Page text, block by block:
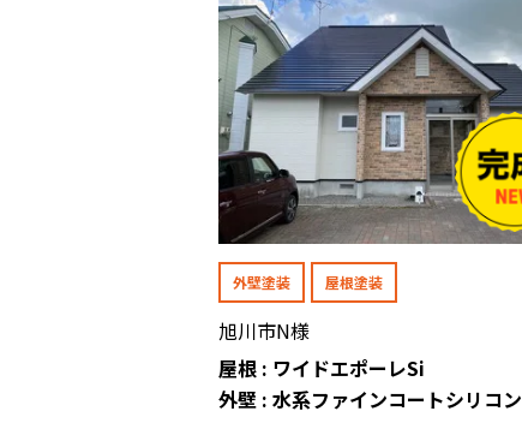
外壁塗装 屋根塗装
旭川市N様
屋根 : ワイドエポーレSi
外壁 : 水系ファインコートシリコン